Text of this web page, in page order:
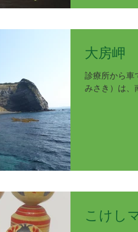
大房岬
診療所から車
みさき）は、
こけし